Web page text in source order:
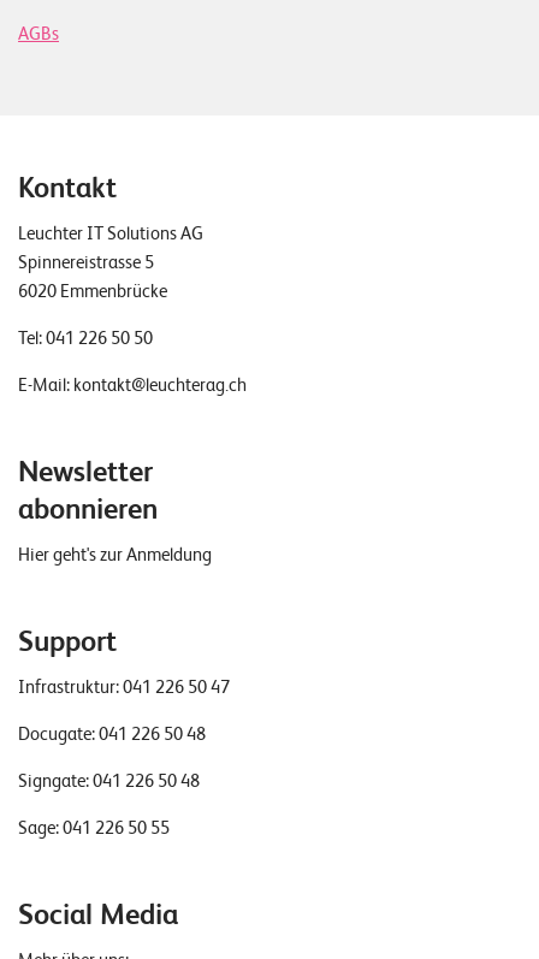
AGBs
Kontakt
Leuchter IT Solutions AG
Spinnereistrasse 5
6020 Emmenbrücke
Tel:041 226 50 50
E-Mail: kontakt@leuchterag.ch
Newsletter
abonnieren
Hier geht's zur Anmeldung
Support
Infrastruktur:041 226 50 47
Docugate:041 226 50 48
Signgate:041 226 50 48
Sage:041 226 50 55
Social Media